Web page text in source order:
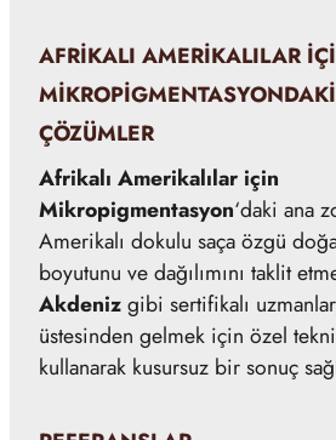
AFRIKALI AMERIKALILAR
ÇÖZÜMLER
Afrikalı Amerikalılar için
Mikropigmentasyon‘daki ana
Amerikalı dokulu saça özgü
boyutunu ve dağılımını taklit
Akdenizgibi sertifikalı
üstesinden gelmek için özel
kullanarak kusursuz bir sonuç